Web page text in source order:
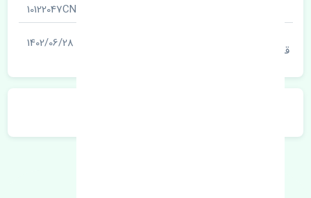
10122047CN
قیمت
1402/06/28